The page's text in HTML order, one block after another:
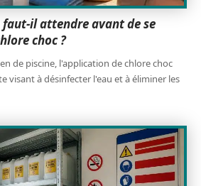
faut-il attendre avant de se
choc ?
de piscine, l'application de chlore choc
visant à désinfecter l'eau et à éliminer les